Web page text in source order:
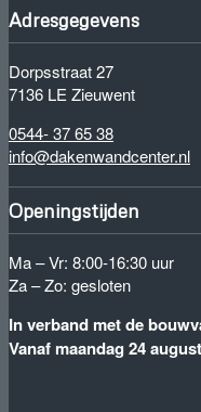
Adresgegevens
Dorpsstraat 27
7136 LE Zieuwent
0544- 37 65 38
info@dakenwandcenter.nl
Openingstijden
Ma – Vr: 8:00-16:30 uur
Za – Zo: gesloten
In verband met de
Vanaf maandag 24